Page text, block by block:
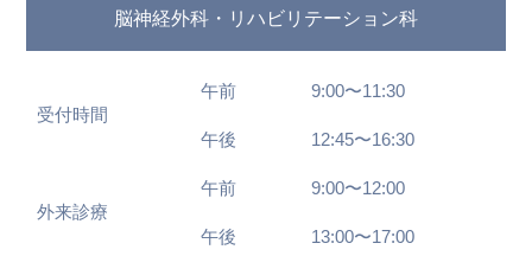
脳神経外科・リハビリテーション科
受付時間
午前 9:00〜11:30
午後 12:45〜16:30
外来診療
午前 9:00〜12:00
午後 13:00〜17:00